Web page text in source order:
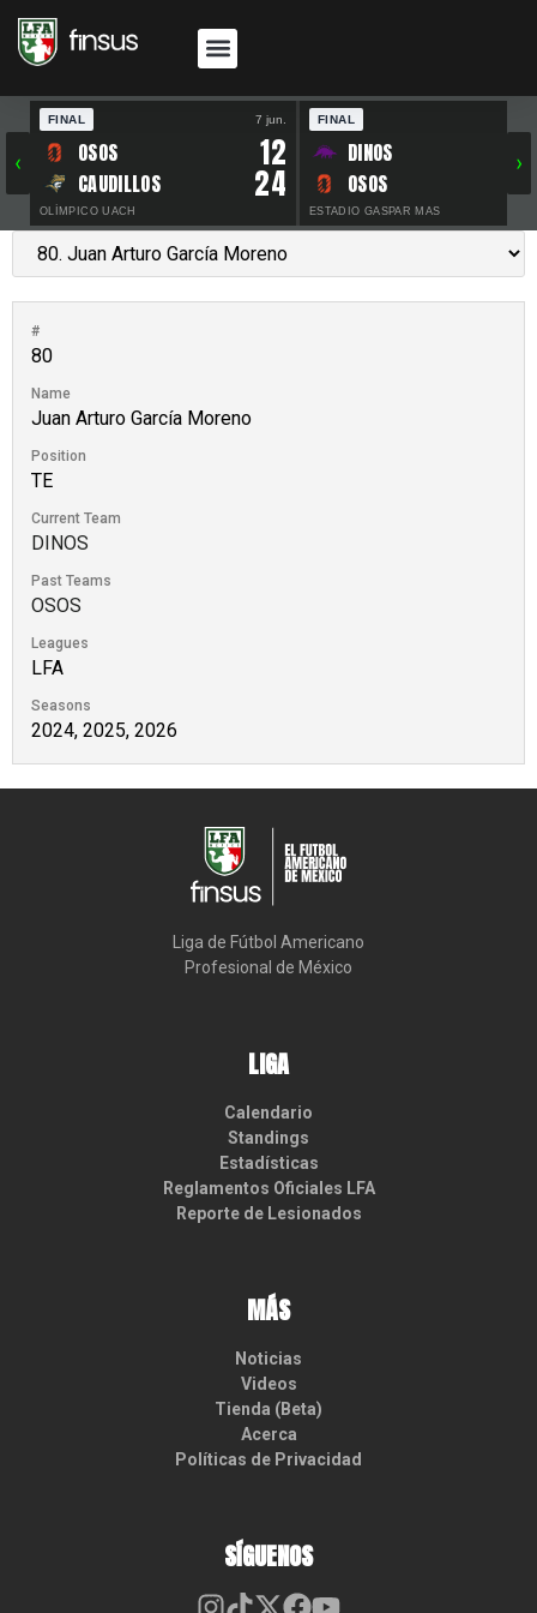
‹
FINAL 7 jun.
OSOS 12
CAUDILLOS 24
OLÍMPICO UACH
FINAL
DINOS
OSOS
ESTADIO GASPAR MAS
›
#
80
Name
Juan Arturo García Moreno
Position
TE
Current Team
DINOS
Past Teams
OSOS
Leagues
LFA
Seasons
2024, 2025, 2026
Liga de Fútbol Americano
Profesional de México
LIGA
Calendario
Standings
Estadísticas
Reglamentos Oficiales LFA
Reporte de Lesionados
MÁS
Noticias
Videos
Tienda (Beta)
Acerca
Políticas de Privacidad
SÍGUENOS